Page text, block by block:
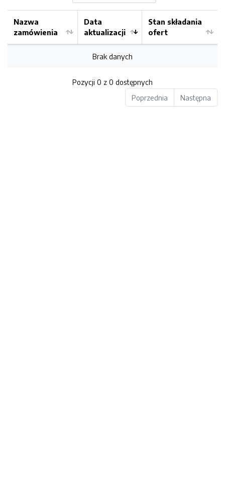
Nazwa
zamówienia
Data
aktualizacji
Stan składania
ofert
Brak danych
Pozycji 0 z 0 dostępnych
Poprzednia
Następna